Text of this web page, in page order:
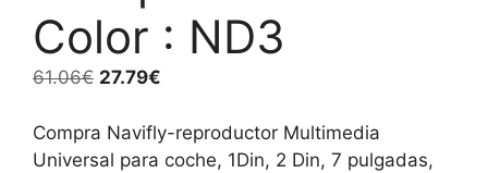
Color : ND3
61.06€ El
original
era:
27.79€
actual
es:
Compra Navifly-reproductor Multimedia
Universal para coche, 1Din, 2 Din, 7 pulgadas,